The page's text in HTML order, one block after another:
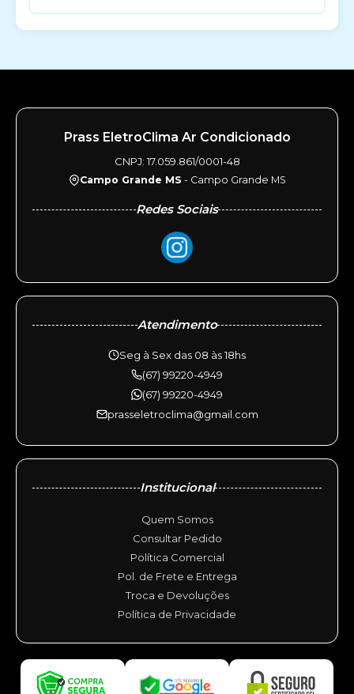
Prass EletroClima Ar Condicionado
CNPJ: 17.059.861/0001-48
Campo Grande MS - Campo Grande MS
Redes Sociais
Atendimento
Seg à Sex das 08 às 18hs
(67) 99220-4949
(67) 99220-4949
prasseletroclima@gmail.com
Institucional
Quem Somos
Consultar Pedido
Política Comercial
Pol. de Frete e Entrega
Troca e Devoluções
Política de Privacidade